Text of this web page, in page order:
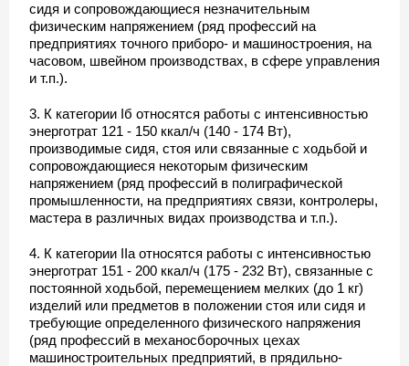
сидя и сопровождающиеся незначительным
физическим напряжением (ряд профессий на
предприятиях точного приборо- и машиностроения, на
часовом, швейном производствах, в сфере управления
и т.п.).
3. К категории Iб относятся работы с интенсивностью
энерготрат 121 - 150 ккал/ч (140 - 174 Вт),
производимые сидя, стоя или связанные с ходьбой и
сопровождающиеся некоторым физическим
напряжением (ряд профессий в полиграфической
промышленности, на предприятиях связи, контролеры,
мастера в различных видах производства и т.п.).
4. К категории IIа относятся работы с интенсивностью
энерготрат 151 - 200 ккал/ч (175 - 232 Вт), связанные с
постоянной ходьбой, перемещением мелких (до 1 кг)
изделий или предметов в положении стоя или сидя и
требующие определенного физического напряжения
(ряд профессий в механосборочных цехах
машиностроительных предприятий, в прядильно-